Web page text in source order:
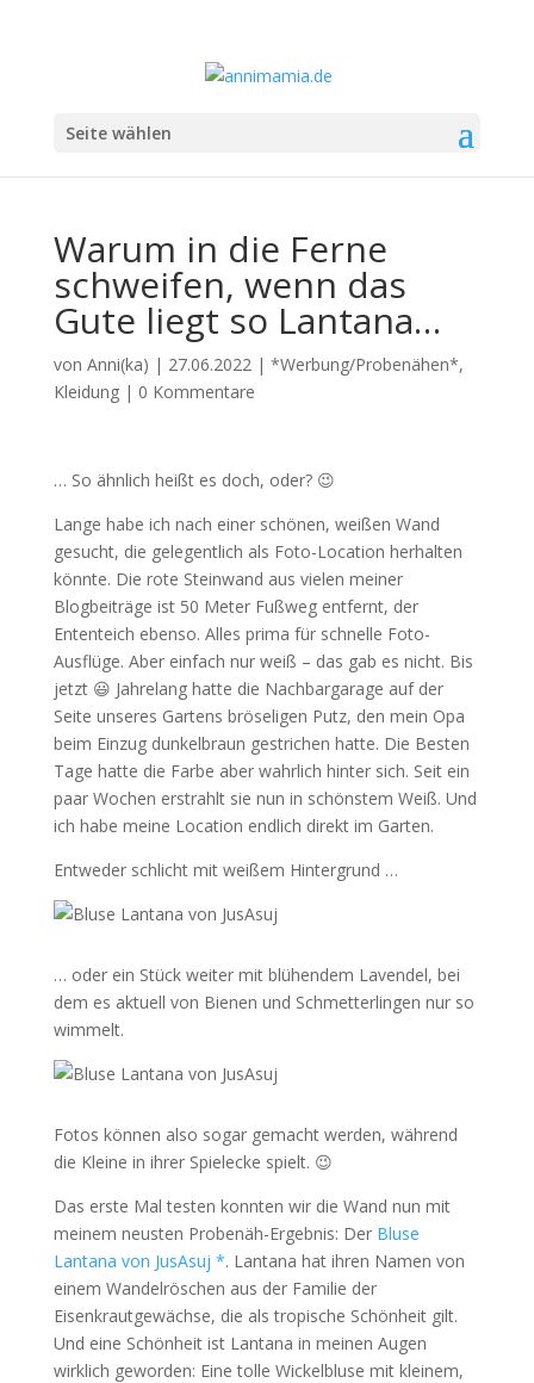
Seite wählen
Warum in die Ferne
schweifen, wenn das
Gute liegt so Lantana…
von Anni(ka) | 27.06.2022| *Werbung/Probenähen*,
Kleidung| 0 Kommentare
… So ähnlich heißt es doch, oder? 😉
Lange habe ich nach einer schönen, weißen Wand
gesucht, die gelegentlich als Foto-Location herhalten
könnte. Die rote Steinwand aus vielen meiner
Blogbeiträge ist 50 Meter Fußweg entfernt, der
Ententeich ebenso. Alles prima für schnelle Foto-
Ausflüge. Aber einfach nur weiß – das gab es nicht. Bis
jetzt 😃 Jahrelang hatte die Nachbargarage auf der
Seite unseres Gartens bröseligen Putz, den mein Opa
beim Einzug dunkelbraun gestrichen hatte. Die Besten
Tage hatte die Farbe aber wahrlich hinter sich. Seit ein
paar Wochen erstrahlt sie nun in schönstem Weiß. Und
ich habe meine Location endlich direkt im Garten.
Entweder schlicht mit weißem Hintergrund …
… oder ein Stück weiter mit blühendem Lavendel, bei
dem es aktuell von Bienen und Schmetterlingen nur so
wimmelt.
Fotos können also sogar gemacht werden, während
die Kleine in ihrer Spielecke spielt. 😉
Das erste Mal testen konnten wir die Wand nun mit
meinem neusten Probenäh-Ergebnis: Der Bluse
Lantana von JusAsuj *. Lantana hat ihren Namen von
einem Wandelröschen aus der Familie der
Eisenkrautgewächse, die als tropische Schönheit gilt.
Und eine Schönheit ist Lantana in meinen Augen
wirklich geworden: Eine tolle Wickelbluse mit kleinem,